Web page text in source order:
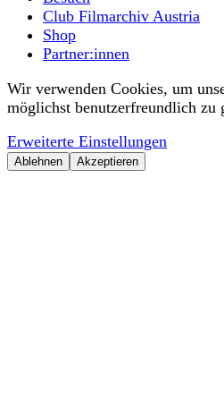
Club Filmarchiv Austria
Shop
Partner:innen
Wir verwenden Cookies, um
möglichst benutzerfreundlich zu
Erweiterte Einstellungen
Ablehnen Akzeptieren